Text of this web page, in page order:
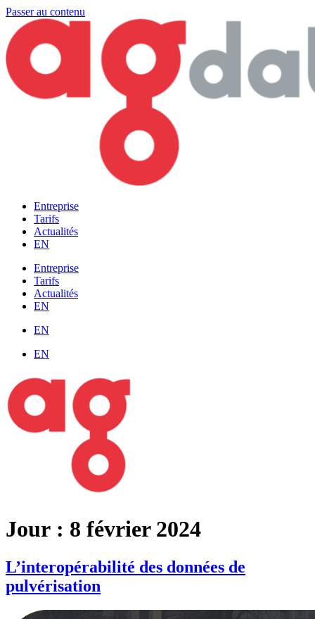
Passer au contenu
Entreprise
Tarifs
Actualités
EN
Entreprise
Tarifs
Actualités
EN
EN
EN
Jour : 8 février 2024
L’interopérabilité des données de
pulvérisation